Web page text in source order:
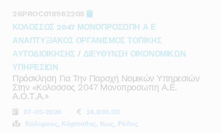
26PROC018962205
ΚΟΛΟΣΣΟΣ 2047 ΜΟΝΟΠΡΟΣΩΠΗ Α Ε
ΑΝΑΠΤΥΞΙΑΚΟΣ ΟΡΓΑΝΙΣΜΟΣ ΤΟΠΙΚΗΣ
ΑΥΤΟΔΙΟΙΚΗΣΗΣ / ΔΙΕΥΘΥΝΣΗ ΟΙΚΟΝΟΜΙΚΩΝ
ΥΠΗΡΕΣΙΩΝ
Πρόσκληση Για Την Παροχή Νομικών Υπηρεσιών
Στην «κολοσσος 2047 Μονοπροσωπη Α.ε.
Α.ο.τ.α.»
07-05-2026
24.800,00
Κάλυμνος, Κάρπαθος, Κως, Ρόδος